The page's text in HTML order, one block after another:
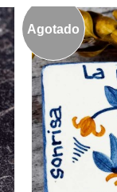
Agotado